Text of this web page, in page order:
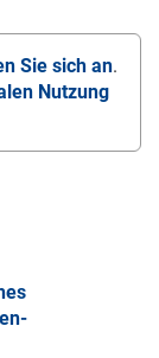
Sie sich an.
Nutzung